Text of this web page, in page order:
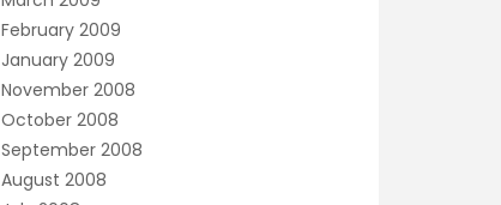
February 2009
January 2009
November 2008
October 2008
September 2008
August 2008